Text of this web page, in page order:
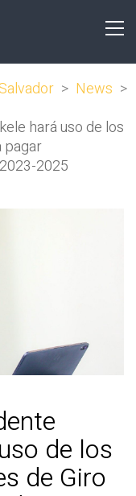
> News >
hará uso de los
pagar
2025
de los
de Giro